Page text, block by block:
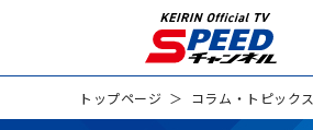
トップページ コラム・トピックス